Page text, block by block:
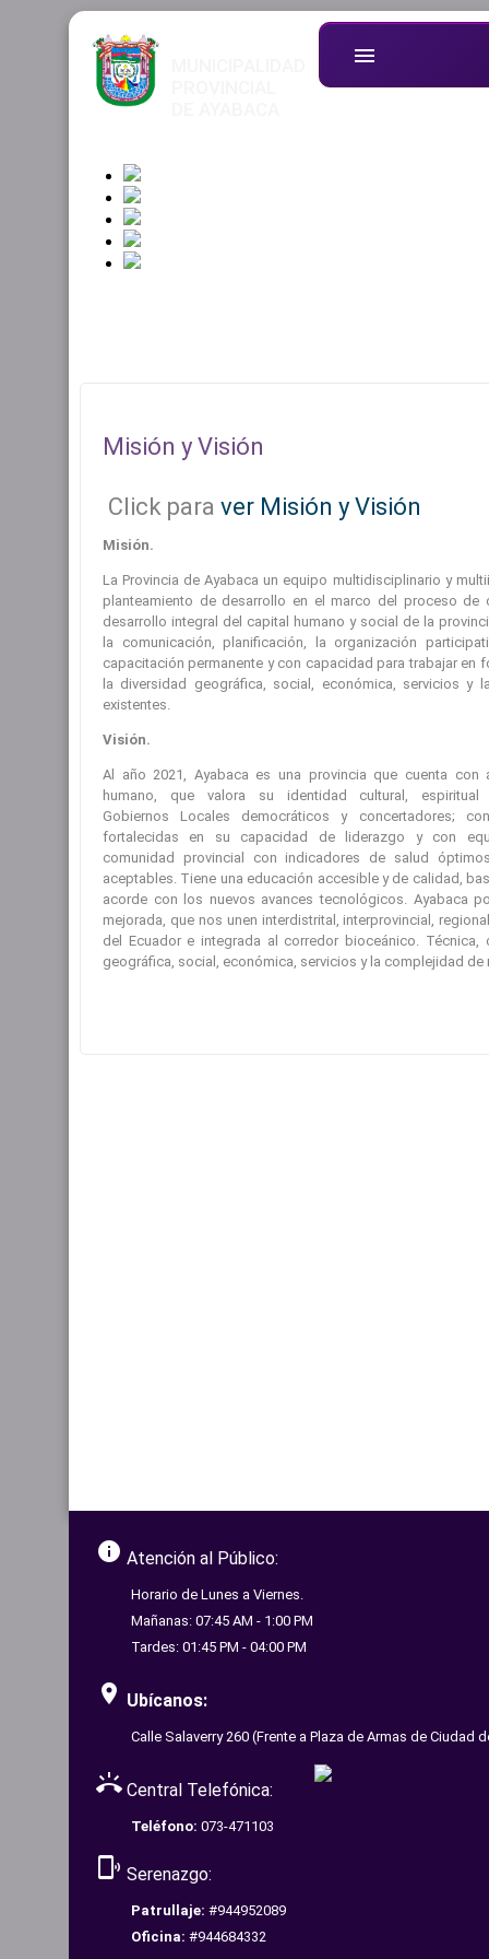
menu
Misión y Visión
Click para ver Misión y Visión
Misión.
La Provincia de Ayabaca un equipo multidisciplinario y
planteamiento de desarrollo en el marco del proceso de
desarrollo integral del capital humano y social de la
la comunicación, planificación, la organización
capacitación permanente y con capacidad para trabajar en
la diversidad geográfica, social, económica, servicios y
existentes.
Visión.
Al año 2021, Ayabaca es una provincia que cuenta con
humano, que valora su identidad cultural,
Gobiernos Locales democráticos y concertadores;
fortalecidas en su capacidad de liderazgo y con
comunidad provincial con indicadores de salud
aceptables. Tiene una educación accesible y de calidad,
acorde con los nuevos avances tecnológicos. Ayabaca
mejorada, que nos unen interdistrital, interprovincial,
del Ecuador e integrada al corredor bioceánico. Técnica,
geográfica, social, económica, servicios y la complejidad de
info Atención al Público:
Horario de Lunes a Viernes.
Mañanas: 07:45 AM - 1:00 PM
Tardes: 01:45 PM - 04:00 PM
room Ubícanos:
Calle Salaverry 260 (Frente a Plaza de Armas de Ciudad
ring_volume Central Telefónica:
Teléfono: 073-471103
phonelink_ring Serenazgo:
Patrullaje: #944952089
Oficina: #944684332